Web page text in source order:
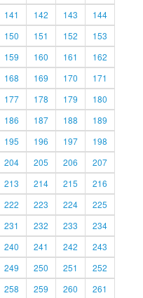
141 142 143
144
150 151 152
153
159 160 161
162
168 169 170
171
177 178 179
180
186 187 188
189
195 196 197
198
204 205 206
207
213 214 215
216
222 223 224
225
231 232 233
234
240 241 242
243
249 250 251
252
258 259 260
261